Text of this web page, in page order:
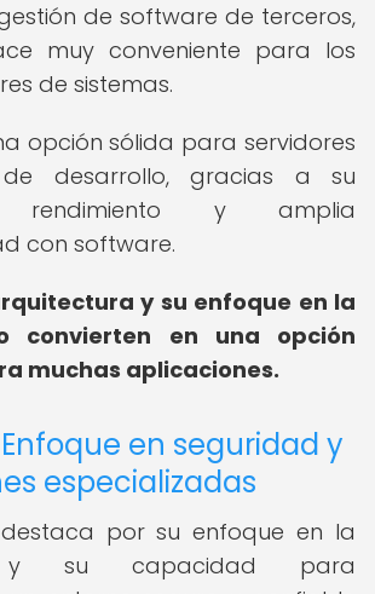
de software de terceros,
muy conveniente para los
de sistemas.
opción sólida para servidores
desarrollo, gracias a su
rendimiento y amplia
con software.
y su enfoque en la
convierten en una opción
muchas aplicaciones.
Enfoque en seguridad y
especializadas
destaca por su enfoque en la
y su capacidad para